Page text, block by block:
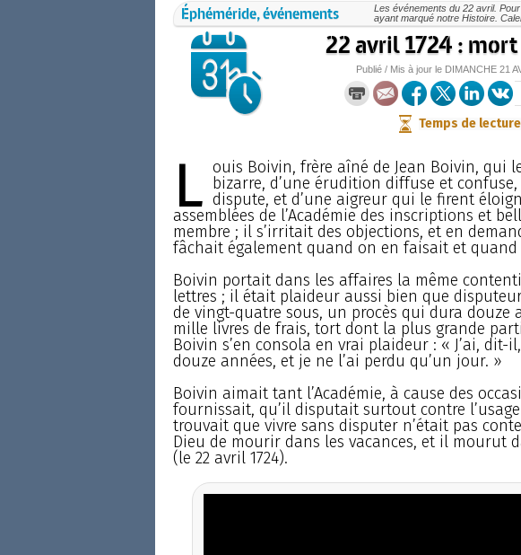
Éphéméride, événements
Les événements du 22 avril.
ayant marqué notre Histoire.
22 avril 1724 :
Publié / Mis à jour le DIMANCHE 21
Temps de
L ouis Boivin, frère aîné de Jean Boivin, qui
bizarre, d’une érudition diffuse et
dispute, et d’une aigreur qui le firent
assemblées de l’Académie des inscriptions et
membre ; il s’irritait des objections, et en
fâchait également quand on en faisait et quand
Boivin portait dans les affaires la même
lettres ; il était plaideur aussi bien que
de vingt-quatre sous, un procès qui dura douze
mille livres de frais, tort dont la plus grande
Boivin s’en consola en vrai plaideur : « J’ai, dit-
douze années, et je ne l’ai perdu qu’un jour. »
Boivin aimait tant l’Académie, à cause des
fournissait, qu’il disputait surtout contre
trouvait que vivre sans disputer n’était pas
Dieu de mourir dans les vacances, et il mourut
(le 22 avril 1724).